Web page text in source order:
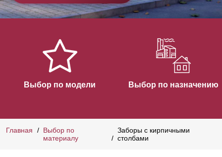
Выбор по модели Выбор по назначению
Главная
Выбор по
материалу
Заборы с кирпичными
столбами